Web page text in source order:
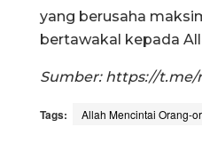
yang berusaha
bertawakal kepada
Sumber: https://
Tags: Allah Mencintai Orang-